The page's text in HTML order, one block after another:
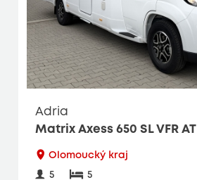
Adria
Matrix Axess 650 SL VFR AT
Olomoucký kraj
5 5